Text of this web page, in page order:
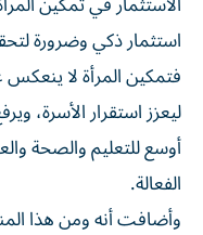
استثمار ذكي وضرورة
فتمكين المرأة لا
ليعزز استقرار الأسرة،
أوسع للتعليم والصحة
الفعالة.
وأضافت أنه ومن هذا